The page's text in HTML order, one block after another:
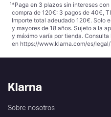
¹*Paga en 3 plazos sin intereses
compra de 120€: 3 pagos de 40€,
Importe total adeudado 120€. Solo
y mayores de 18 años. Sujeto a la
y máximo varía por tienda.
en https://www.klarna.com/es/legal/
Klarna
Sobre nosotros